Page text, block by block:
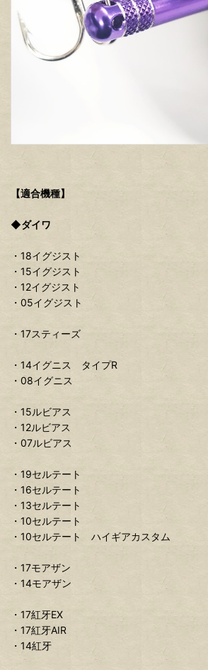
【適合機種】
◆ダイワ
・18イグジスト
・15イグジスト
・12イグジスト
・05イグジスト
・17スティーズ
・14イグニス タイプR
・08イグニス
・15ルビアス
・12ルビアス
・07ルビアス
・19セルテート
・16セルテート
・13セルテート
・10セルテート
・10セルテート ハイギアカスタム
・17モアザン
・14モアザン
・17紅牙EX
・17紅牙AIR
・14紅牙